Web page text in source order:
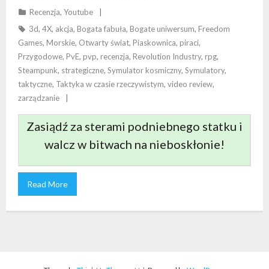
Recenzja, Youtube
3d, 4X, akcja, Bogata fabuła, Bogate uniwersum, Freedom
Games, Morskie, Otwarty świat, Piaskownica, piraci,
Przygodowe, PvE, pvp, recenzja, Revolution Industry, rpg,
Steampunk, strategiczne, Symulator kosmiczny, Symulatory,
taktyczne, Taktyka w czasie rzeczywistym, video review,
zarządzanie
Zasiądź za sterami podniebnego statku i
walcz w bitwach na nieboskłonie!
Read More